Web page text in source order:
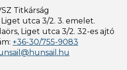
Titkárság
utca 3/2. 3. emelet.
Liget utca 3/2. 32-es ajtó
+36-30/755-9083